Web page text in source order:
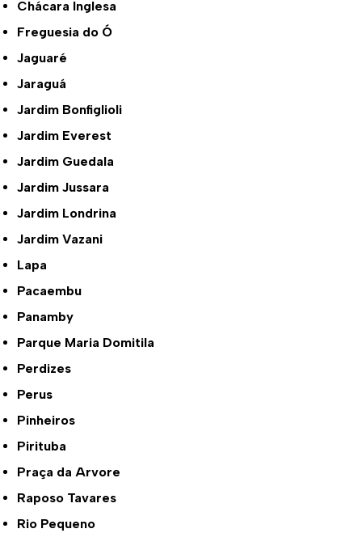
Chácara Inglesa
Freguesia do Ó
Jaguaré
Jaraguá
Jardim Bonfiglioli
Jardim Everest
Jardim Guedala
Jardim Jussara
Jardim Londrina
Jardim Vazani
Lapa
Pacaembu
Panamby
Parque Maria Domitila
Perdizes
Perus
Pinheiros
Pirituba
Praça da Arvore
Raposo Tavares
Rio Pequeno